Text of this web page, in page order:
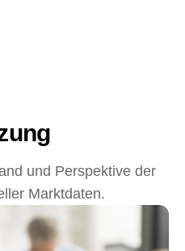
und Perspektive der
Marktdaten.